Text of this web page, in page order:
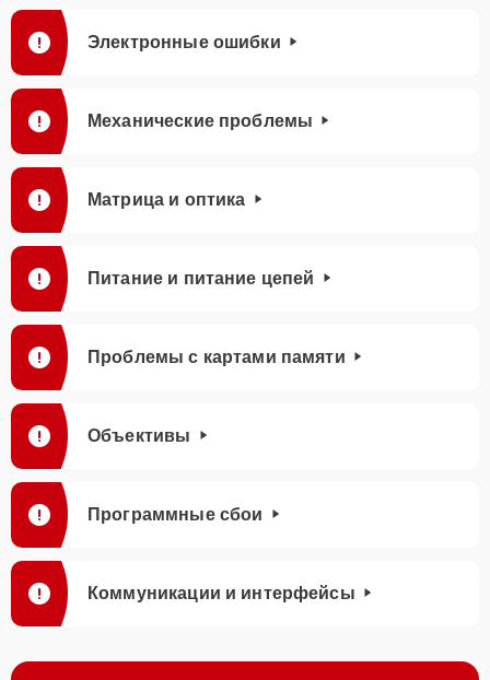
Электронные ошибки
Механические проблемы
Матрица и оптика
Питание и питание цепей
Проблемы с картами памяти
Объективы
Программные сбои
Коммуникации и интерфейсы